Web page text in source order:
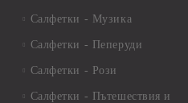
Салфетки - Музика
Салфетки - Пеперуди
Салфетки - Рози
Салфетки - Пътешествия и